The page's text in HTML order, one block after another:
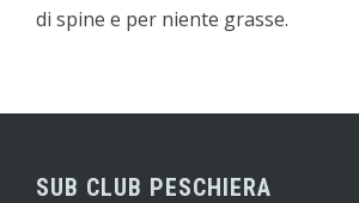
di spine e per niente grasse.
SUB CLUB PESCHIERA